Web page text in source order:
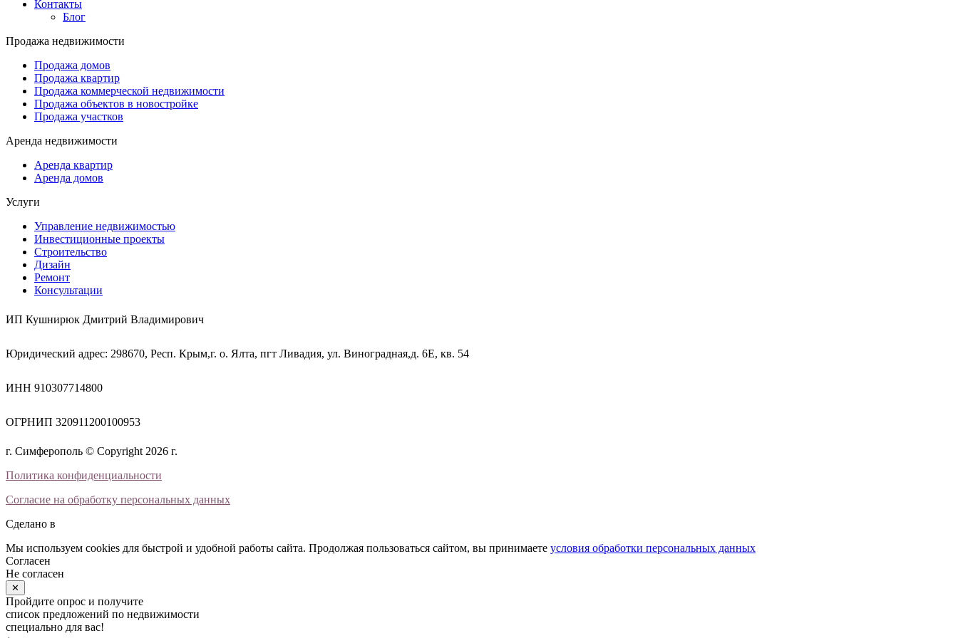
Контакты
Блог
Продажа недвижимости
Продажа домов
Продажа квартир
Продажа коммерческой недвижимости
Продажа объектов в новостройке
Продажа участков
Аренда недвижимости
Аренда квартир
Аренда домов
Услуги
Управление недвижимостью
Инвестиционные проекты
Строительство
Дизайн
Ремонт
Консультации
ИП Кушнирюк Дмитрий Владимирович
Юридический адрес: 298670, Респ. Крым,г. о. Ялта, пгт Ливадия, ул. Виноградная,д. 6Е, кв. 54
ИНН 910307714800
ОГРНИП 320911200100953
г. Симферополь © Copyright 2026 г.
Политика конфиденциальности
Согласие на обработку персональных данных
Сделано в
Мы используем cookies для быстрой и удобной работы сайта. Продолжая пользоваться сайтом, вы принимаете условия обработки персональных данных
Согласен
Не согласен
✕
Пройдите опрос и получите
список предложений по недвижимости
специально для вас!